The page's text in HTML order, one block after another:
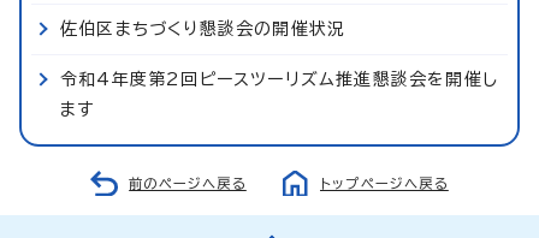
佐伯区まちづくり懇談会の開催状況
令和4年度第2回ピースツーリズム推進懇談会を開催し
ます
前のページへ戻る トップページへ戻る